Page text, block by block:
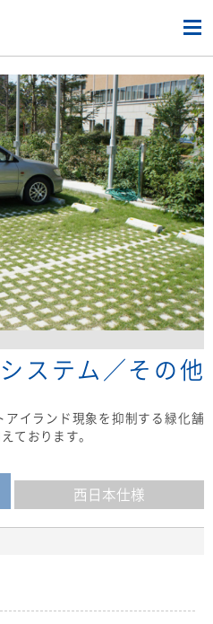
ステム／その他
イランド現象を抑制する緑化舗
ております。
西日本仕様